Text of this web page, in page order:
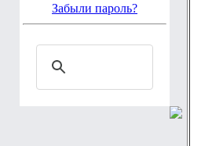
Забыли пароль?